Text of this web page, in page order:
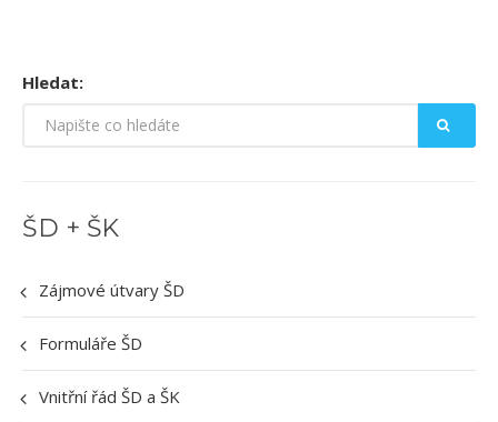
Hledat:
ŠD + ŠK
Zájmové útvary ŠD
Formuláře ŠD
Vnitřní řád ŠD a ŠK